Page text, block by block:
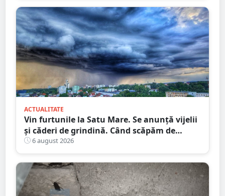
ACTUALITATE
Vin furtunile la Satu Mare. Se anunță vijelii
și căderi de grindină. Când scăpăm de
caniculă
6 august 2026